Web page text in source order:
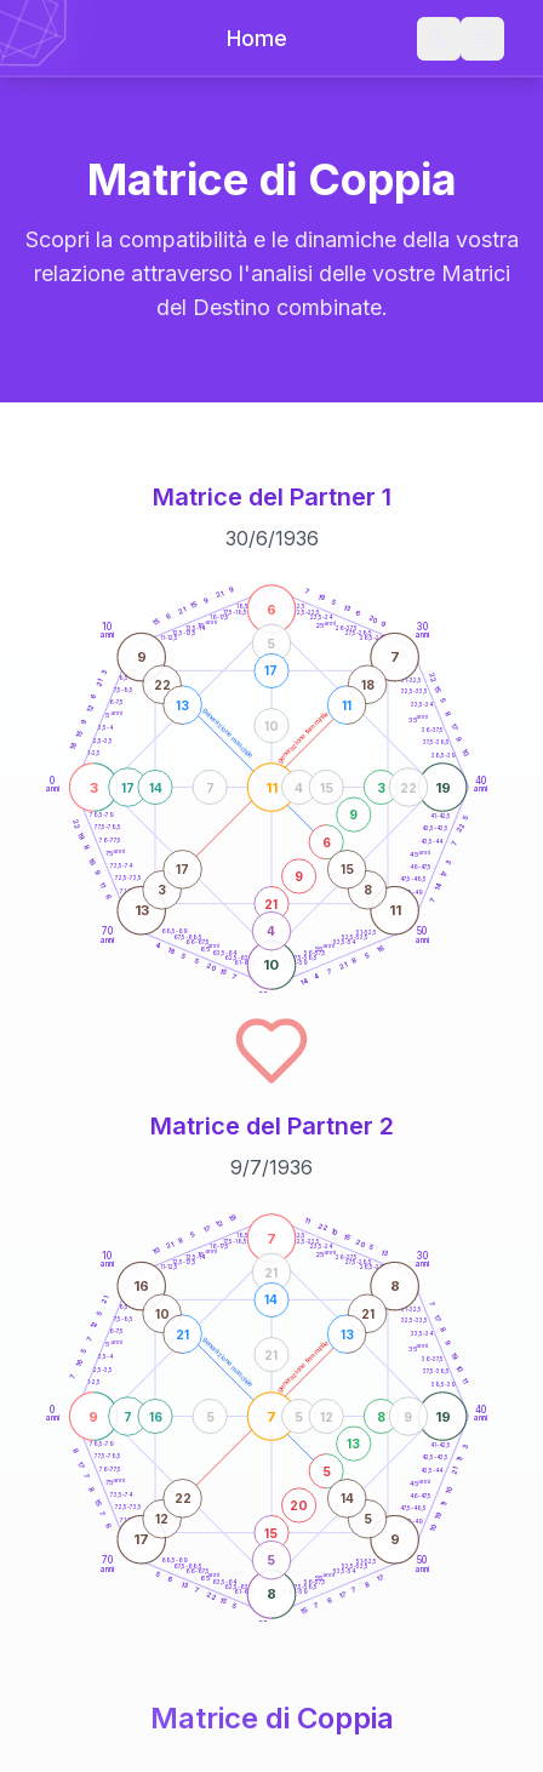
Home
Matrice di Coppia
Scopri la compatibilità e le dinamiche della vostra
relazione attraverso l'analisi delle vostre Matrici
del Destino combinate.
Matrice del Partner 1
30/6/1936
generazione maschile generazione femminile
0
anni
10
anni
30
anni
40
anni
50
anni
60
70
anni
1-2,5
2,5-3,5
3,5-4
6-7,5
7,5-8,5
8,5-9
11-12,5
12,5-13,5
13,5-14
16-17,5
17,5-18,5
18,5-19
21-22,5
22,5-23,5
23,5-24
26-27,5
27,5-28,5
28,5-29
31-32,5
32,5-33,5
33,5-34
36-37,5
37,5-38,5
38,5-39
41-42,5
42,5-43,5
43,5-44
46-47,5
47,5-48,5
48,5-49
51-52,5
52,5-53,5
53,5-54
56-57,5
57,5-58,5
58,5-59
61-62,5
62,5-63,5
63,5-64
66-67,5
67,5-68,5
68,5-69
71-72,5
72,5-73,5
73,5-74
76-77,5
77,5-78,5
78,5-79
18
15
9
12
6
21
3
15
6
21
15
9
21
9 7
19 5
13
6
20
9
22
15
5
8
17
9
10
5
22
7
3
17
14
7
16
5
8
21
7
4
14
7
15
20
5
5
18
4
6
11
9
16
8
19
22
3
6
19
10
11
9 7
13 11
21
9
6
9
3
17
5
22
4
14
17
4 15
7
10
22
13
18
11
3
17
8
15
5anni
15 anni 25anni
35anni
45anni
55anni
65anni
75anni
Matrice del Partner 2
9/7/1936
generazione maschile generazione femminile
0
anni
10
anni
30
anni
40
anni
50
anni
60
70
anni
1-2,5
2,5-3,5
3,5-4
6-7,5
7,5-8,5
8,5-9
11-12,5
12,5-13,5
13,5-14
16-17,5
17,5-18,5
18,5-19 21-22,5
22,5-23,5
23,5-24
26-27,5
27,5-28,5
28,5-29
31-32,5
32,5-33,5
33,5-34
36-37,5
37,5-38,5
38,5-39
41-42,5
42,5-43,5
43,5-44
46-47,5
47,5-48,5
48,5-49
51-52,5
52,5-53,5
53,5-54
56-57,5
57,5-58,5
58,5-59
61-62,5
62,5-63,5
63,5-64
66-67,5
67,5-68,5
68,5-69
71-72,5
72,5-73,5
73,5-74
76-77,5
77,5-78,5
78,5-79
7
16
5
7
12
5
21
10
21
8
5
17
12
19 11
22 10
15
20 5
13
7
17
8
9
19
10
11
3
11
21
10
11
19
10
17
8
7
17
6
7
15
5
15
22
7
13
6
5
6
7
15
8
7
17
8
9
7
19
8
7
16 8
17 9
15
20
5
13
8
7
21
9
5
16
14
5 12
5
21
10
21
21
13
12
22
5
14
5anni
15 anni 25anni
35anni
45anni
55anni
65anni
75anni
Matrice di Coppia